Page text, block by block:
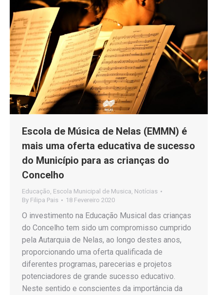
Escola de Música de Nelas (EMMN) é
mais uma oferta educativa de sucesso
do Município para as crianças do
Concelho
Educação, Escola Municipal de Musica, Notícias
By Filipa Pais 18 Fevereiro 2020
O investimento na Educação Musical das crianças
do Concelho tem sido um compromisso cumprido
pela Autarquia de Nelas, ao longo destes anos,
proporcionando uma oferta qualificada de
diferentes programas, parecerias e projetos
potenciadores de grande sucesso educativo.
Neste sentido e conscientes da importância da